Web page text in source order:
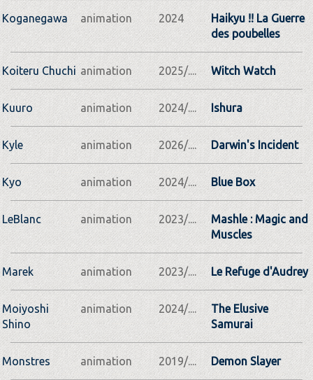
Koganegawa animation 2024
Haikyu !! La Guerre
des poubelles
Koiteru Chuchi animation 2025/.... Witch Watch
Kuuro animation 2024/.... Ishura
Kyle animation 2026/.... Darwin's Incident
Kyo animation 2024/.... Blue Box
LeBlanc animation 2023/....
Mashle : Magic and
Muscles
Marek animation 2023/.... Le Refuge d'Audrey
Moiyoshi
Shino
animation 2024/....
The Elusive
Samurai
Monstres animation 2019/.... Demon Slayer